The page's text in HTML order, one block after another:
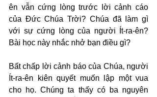
ên vẫn cứng lòng trước lời cảnh cáo
của Đức Chúa Trời? Chúa đã làm gì
với sự cứng lòng của người Ít-ra-ên?
Bài học này nhắc nhở bạn điều gì?
Bất chấp lời cảnh báo của Chúa, người
Ít-ra-ên kiên quyết muốn lập một vua
cho họ. Chúng ta thấy có ba nguyên